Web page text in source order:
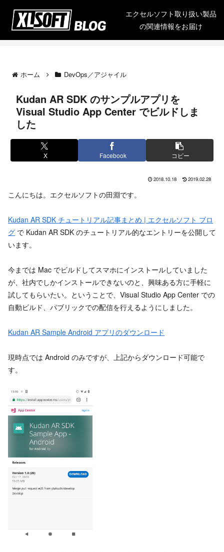
エクセルソフト取り扱い製品
の関連情報をお届け
ホーム DevOps／アジャイル
Kudan AR SDK のサンプルアプリを
Visual Studio App Center でビルドしま
した
X Facebook コピー
2018.10.18 2019.02.28
こんにちは。エクセルソフトの田淵です。
Kudan AR SDK チュートリアル記事まとめ | エクセルソフト ブロ
グ で Kudan AR SDK のチュートリアル的なエントリーを公開して
います。
今までは Mac でビルドしてスマホにインストールしていました
が、社内でしかインストールできないのと、興味ある方に手軽に
試してもらいたい。ということで、Visual Studio App Center での
自動ビルド、パブリックでの配信を行えるようにしました。
Kudan AR Sample Android アプリのダウンロード
現時点では Android のみですが、上記からダウンロード可能で
す。